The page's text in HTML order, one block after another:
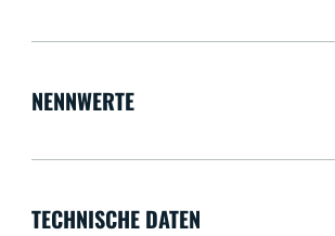
NENNWERTE
TECHNISCHE DATEN